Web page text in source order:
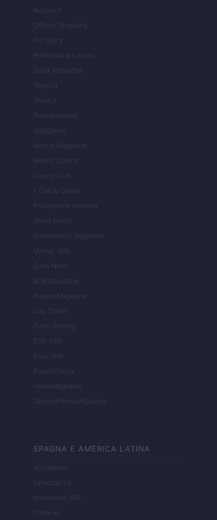
Notizie.it
Offerte Shopping
Pet Story
Professione Lavoro
Sport Magazine
Style24
Think.it
Tuobenessere
Viaggiamo
Nonne Magazine
Milano Cortina
Luxury Club
Il Calcio Online
Professione mamma
World Music
Investimenti Magazine
Money 365
Zona Nerd
B2B Magazine
People Magazine
Day Travel
Tutto Gaming
ESG 365
Food Wiki
FuturoDonna
HomeMagazine
SecondHomeMagazine
SPAGNA E AMERICA LATINA
Actualidad
Finanzas 24
Investindo 365
Think.es